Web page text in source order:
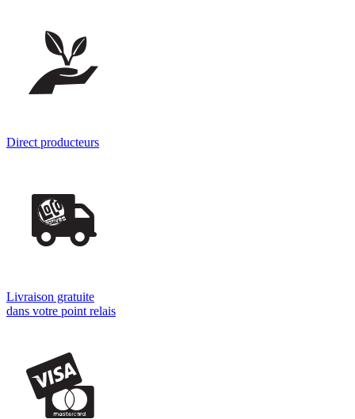
Direct producteurs
Livraison gratuite
dans votre point relais